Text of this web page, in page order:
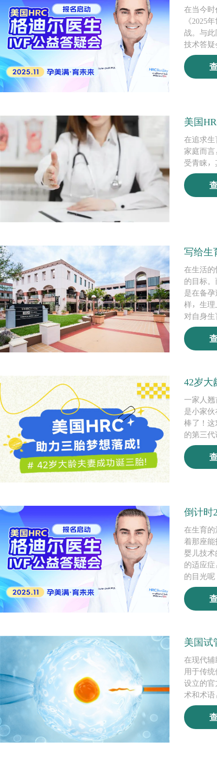
在当今时
《2025
战。与此
技术答疑
美国
在追求生
家庭而
受青睐
写给生
在生活的
的目标
是在备
样，生理
对自身
42岁大
一家人
是小家
棒了！这
的第三
倒计时
在生育的
着那座能
婴儿技
的适应
的目光呢
美国试
在现代辅
用于传
设立的官
术和术